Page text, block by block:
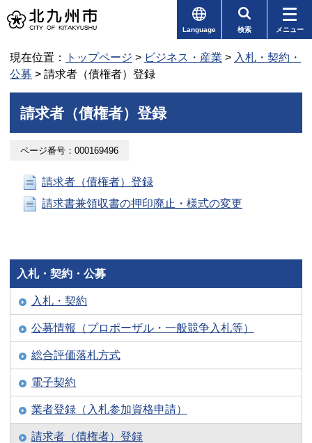
Language 検索 メニュー
現在位置： トップページ > ビジネス・産業 > 入札・契約・
公募 > 請求者（債権者）登録
請求者（債権者）登録
ページ番号：000169496
請求者（債権者）登録
請求書兼領収書の押印廃止・様式の変更
入札・契約・公募
入札・契約
公募情報（プロポーザル・一般競争入札等）
総合評価落札方式
電子契約
業者登録（入札参加資格申請）
請求者（債権者）登録